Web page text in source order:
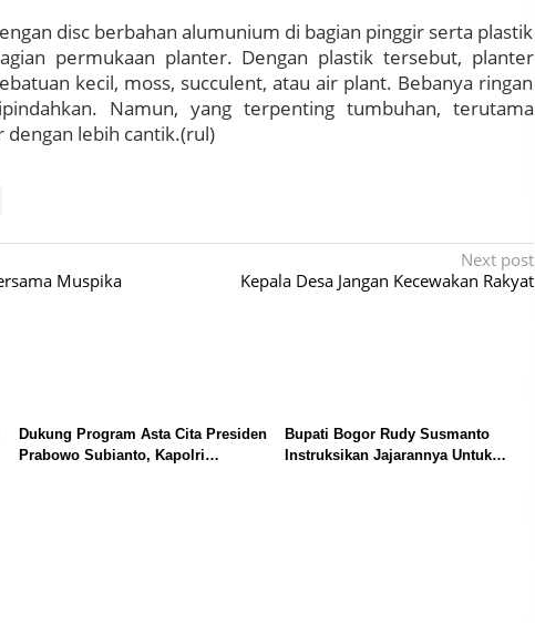
e
n
t
D
i
R
disc berbahan alumunium di bagian pinggir serta plastik
permukaan planter. Dengan plastik tersebut, planter
kecil, moss, succulent, atau air plant. Bebanya ringan
Namun, yang terpenting tumbuhan, terutama
dengan lebih cantik.(rul)
Muspika
Next post
Kepala Desa Jangan Kecewakan Rakyat
Dukung Program Asta Cita Presiden
Prabowo Subianto, Kapolri
Bupati Bogor Rudy Susmanto
Instruksikan Jajarannya Untuk